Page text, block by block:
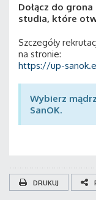
Dołącz do
studia, które
Szczegóły
na stronie:
https://up-
Wybierz
SanOK.
DRUKUJ